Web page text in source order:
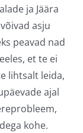
ja Jäära
asju
peavad nad
et te ei
lihtsalt leida,
ajal
kohe.